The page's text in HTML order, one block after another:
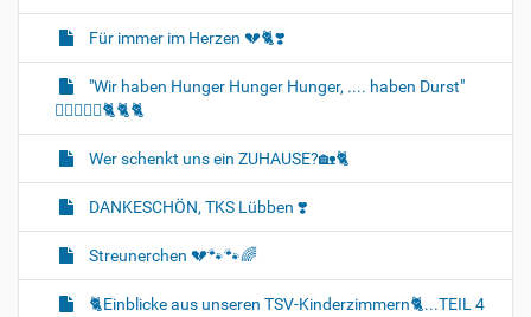
Für immer im Herzen 💔🐈‍❣️
"Wir haben Hunger Hunger Hunger, .... haben Durst"
🐈‍🐈‍🐈‍🍼🍛🐈‍🐈‍🐈‍
Wer schenkt uns ein ZUHAUSE?🏡🐈‍
DANKESCHÖN, TKS Lübben ❣️
Streunerchen 💔🐾🐾🌈
🐈‍Einblicke aus unseren TSV-Kinderzimmern🐈‍...TEIL 4